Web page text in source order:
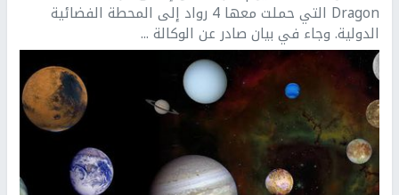
Dragon التي حملت معها 4 رواد إلى المحطة الفضائية
الدولية. وجاء في بيان صادر عن الوكالة ...